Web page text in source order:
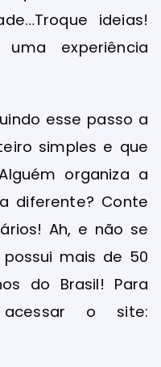
ideias!
experiência
esse passo a
simples e que
organiza a
diferente? Conte
Ah, e não se
mais de 50
do Brasil! Para
o site: